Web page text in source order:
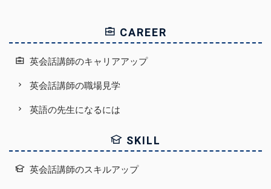
CAREER
英会話講師のキャリアアップ
英会話講師の職場見学
英語の先生になるには
SKILL
英会話講師のスキルアップ